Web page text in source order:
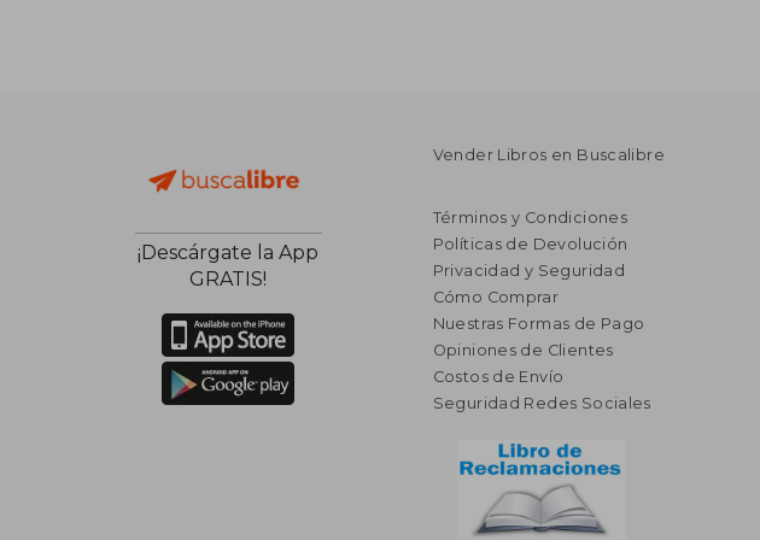
¡Descárgate la App
GRATIS!
Vender Libros en Buscalibre
Términos y Condiciones
Políticas de Devolución
Privacidad y Seguridad
Cómo Comprar
Nuestras Formas de Pago
Opiniones de Clientes
Costos de Envío
Seguridad Redes Sociales